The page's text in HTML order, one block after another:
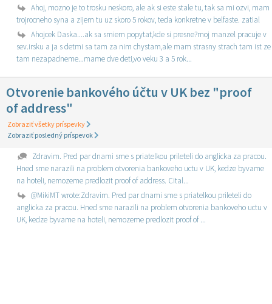
Ahoj, mozno je to trosku neskoro, ale ak si este stale tu, tak sa mi ozvi, mam
trojrocneho syna a zijem tu uz skoro 5 rokov, teda konkretne v belfaste. zatial
Ahojcek Daska....ak sa smiem popytat,kde si presne?moj manzel pracuje v
sev.irsku a ja s detmi sa tam za nim chystam,ale mam strasny strach tam ist ze
tam nezapadneme...mame dve deti,vo veku 3 a 5 rok...
Otvorenie bankového účtu v UK bez "proof
of address"
Zobraziť všetky príspevky
Zobraziť posledný príspevok
Zdravim. Pred par dnami sme s priatelkou prileteli do anglicka za pracou.
Hned sme narazili na problem otvorenia bankoveho uctu v UK, kedze byvame
na hoteli, nemozeme predlozit proof of address. Cital...
@MikiMT wrote:Zdravim. Pred par dnami sme s priatelkou prileteli do
anglicka za pracou. Hned sme narazili na problem otvorenia bankoveho uctu v
UK, kedze byvame na hoteli, nemozeme predlozit proof of ...